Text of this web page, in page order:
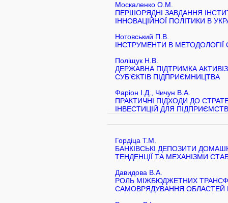
Москаленко О.М.
ПЕРШОРЯДНІ ЗАВДАННЯ
ІННОВАЦІЙНОЇ ПОЛІТИКИ В
Нотовський П.В.
ІНСТРУМЕНТИ В МЕТОДОЛОГІЇ
Поліщук Н.В.
ДЕРЖАВНА ПІДТРИМКА
СУБ’ЄКТІВ ПІДПРИЄМНИЦТВА
Фаріон І.Д., Чичун В.А.
ПРАКТИЧНІ ПІДХОДИ ДО
ІНВЕСТИЦІЙ ДЛЯ
Гордіца Т.М.
БАНКІВСЬКІ ДЕПОЗИТИ
ТЕНДЕНЦІЇ ТА МЕХАНІЗМИ
Давидова В.А.
РОЛЬ МІЖБЮДЖЕТНИХ
САМОВРЯДУВАННЯ ОБЛАСТЕЙ